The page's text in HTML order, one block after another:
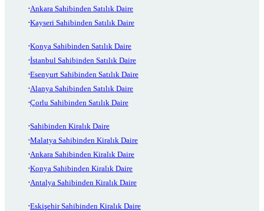
Ankara Sahibinden Satılık Daire
Kayseri Sahibinden Satılık Daire
Konya Sahibinden Satılık Daire
İstanbul Sahibinden Satılık Daire
Esenyurt Sahibinden Satılık Daire
Alanya Sahibinden Satılık Daire
Çorlu Sahibinden Satılık Daire
Sahibinden Kiralık Daire
Malatya Sahibinden Kiralık Daire
Ankara Sahibinden Kiralık Daire
Konya Sahibinden Kiralık Daire
Antalya Sahibinden Kiralık Daire
Eskişehir Sahibinden Kiralık Daire